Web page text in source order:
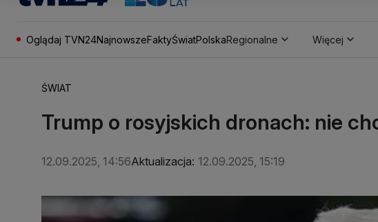
Oglądaj TVN24NajnowszeFaktyŚwiatPolskaRegionalne Więcej
ŚWIAT
Trump o rosyjskich dronach: nie
12.09.2025, 14:56Aktualizacja: 12.09.2025, 15:19